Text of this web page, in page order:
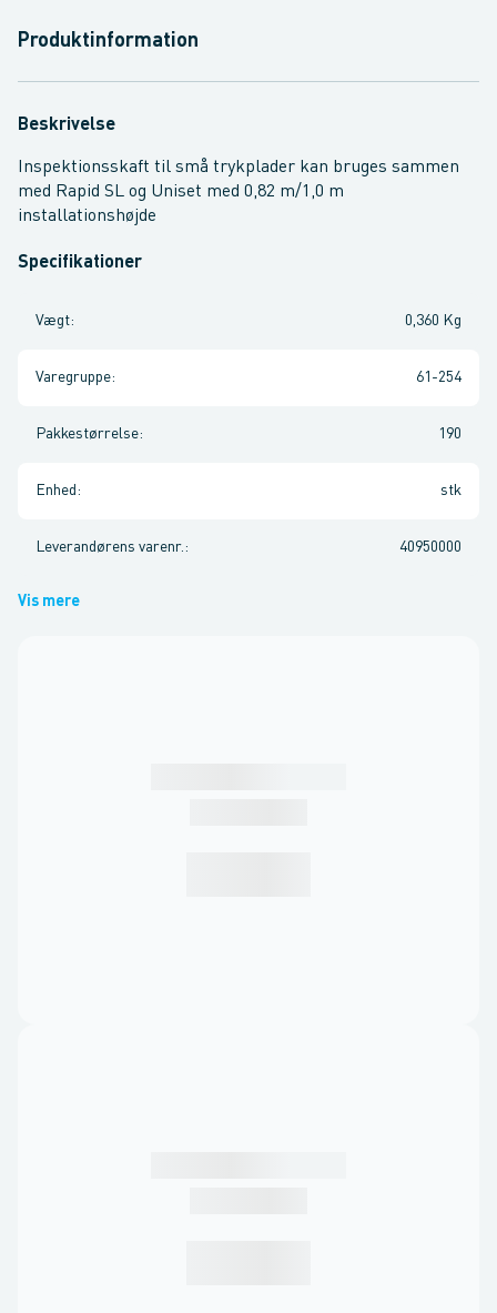
Produktinformation
Beskrivelse
Inspektionsskaft til små trykplader kan bruges sammen
med Rapid SL og Uniset med 0,82 m/1,0 m
installationshøjde
Specifikationer
Vægt: 0,360 Kg
Varegruppe: 61-254
Pakkestørrelse: 190
Enhed : stk
Leverandørens varenr. : 40950000
Vis mere